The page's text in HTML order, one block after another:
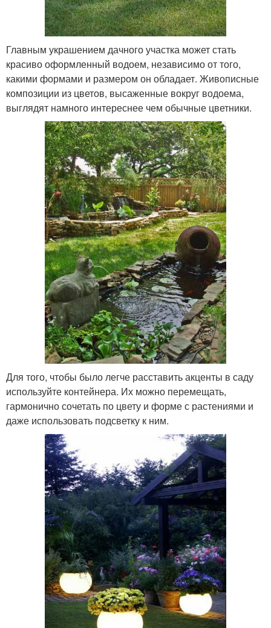
Главным украшением дачного участка может стать
красиво оформленный водоем, независимо от того,
какими формами и размером он обладает. Живописные
композиции из цветов, высаженные вокруг водоема,
выглядят намного интереснее чем обычные цветники.
Для того, чтобы было легче расставить акценты в саду
используйте контейнера. Их можно перемещать,
гармонично сочетать по цвету и форме с растениями и
даже использовать подсветку к ним.